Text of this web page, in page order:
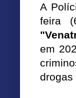
A
feira
em
drogas